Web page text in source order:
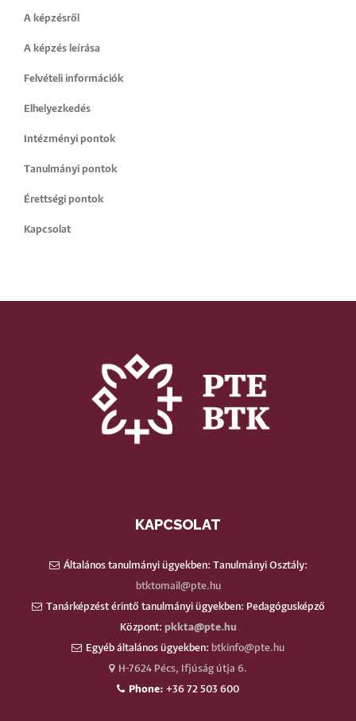
A képzésről
A képzés leírása
Felvételi információk
Elhelyezkedés
Intézményi pontok
Tanulmányi pontok
Érettségi pontok
Kapcsolat
KAPCSOLAT
Általános tanulmányi ügyekben: Tanulmányi Osztály:
btktomail@pte.hu
Tanárképzést érintő tanulmányi ügyekben: Pedagógusképző
Központ: pkkta@pte.hu
Egyéb általános ügyekben: btkinfo@pte.hu
H-7624 Pécs, Ifjúság útja 6.
Phone: +36 72 503 600